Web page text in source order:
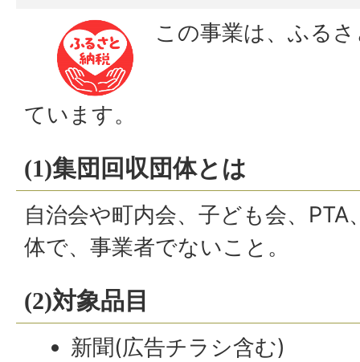
この事業は、ふる
ています。
(1)集団回収団体とは
自治会や町内会、子ども会、
体で、事業者でないこと。
(2)対象品目
新聞(広告チラシ含む)